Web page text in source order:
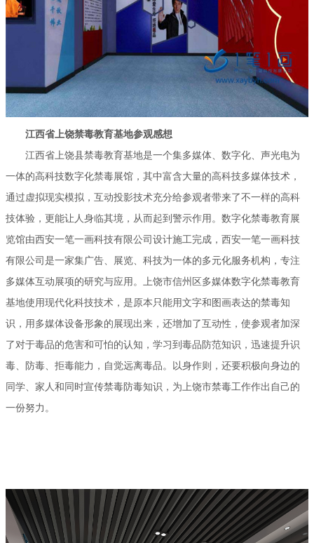
江西省上饶禁毒教育基地参观感想
江西省上饶县禁毒教育基地是一个集多媒体、数字化、声光电为
一体的高科技数字化禁毒展馆，其中富含大量的高科技多媒体技术，
通过虚拟现实模拟，互动投影技术充分给参观者带来了不一样的高科
技体验，更能让人身临其境，从而起到警示作用。数字化禁毒教育展
览馆由西安一笔一画科技有限公司设计施工完成，西安一笔一画科技
有限公司是一家集广告、展览、科技为一体的多元化服务机构，专注
多媒体互动展项的研究与应用。上饶市信州区多媒体数字化禁毒教育
基地使用现代化科技技术，是原本只能用文字和图画表达的禁毒知
识，用多媒体设备形象的展现出来，还增加了互动性，使参观者加深
了对于毒品的危害和可怕的认知，学习到毒品防范知识，迅速提升识
毒、防毒、拒毒能力，自觉远离毒品。以身作则，还要积极向身边的
同学、家人和同时宣传禁毒防毒知识，为上饶市禁毒工作作出自己的
一份努力。